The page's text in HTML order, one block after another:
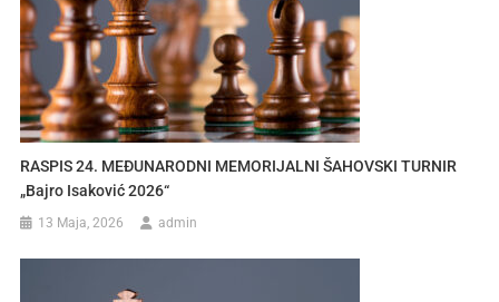
RASPIS 24. MEĐUNARODNI MEMORIJALNI ŠAHOVSKI TURNIR
„Bajro Isaković 2026“
13 Maja, 2026 admin